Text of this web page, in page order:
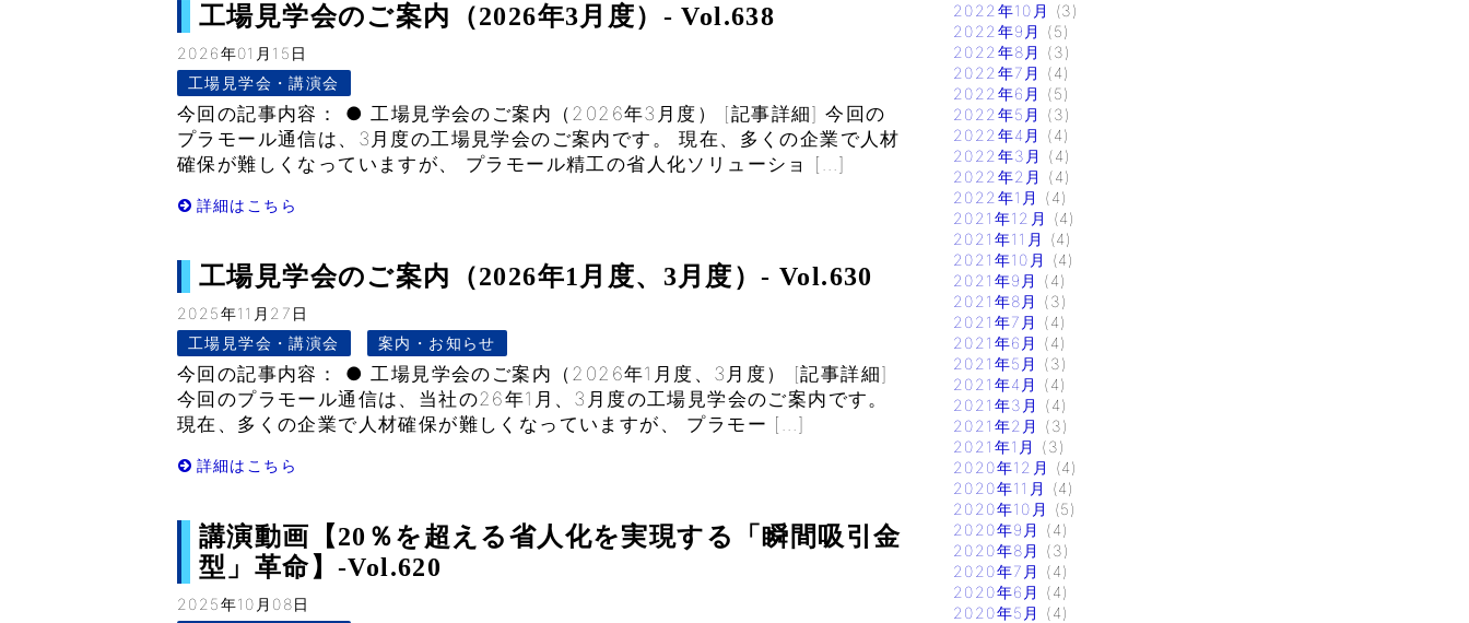
工場見学会のご案内（2026年3月度）- Vol.638
2026年01月15日
工場見学会・講演会
今回の記事内容： ● 工場見学会のご案内（2026年3月度） [記事詳細] 今回の
プラモール通信は、3月度の工場見学会のご案内です。 現在、多くの企業で人材
確保が難しくなっていますが、 プラモール精工の省人化ソリューショ […]
詳細はこちら
工場見学会のご案内（2026年1月度、3月度）- Vol.630
2025年11月27日
工場見学会・講演会
案内・お知らせ
今回の記事内容： ● 工場見学会のご案内（2026年1月度、3月度） [記事詳細]
今回のプラモール通信は、当社の26年1月、3月度の工場見学会のご案内です。
現在、多くの企業で人材確保が難しくなっていますが、 プラモー […]
詳細はこちら
講演動画【20％を超える省人化を実現する「瞬間吸引金
型」革命】-Vol.620
2025年10月08日
2022年10月
(3)
2022年9月
(5)
2022年8月
(3)
2022年7月
(4)
2022年6月
(5)
2022年5月
(3)
2022年4月
(4)
2022年3月
(4)
2022年2月
(4)
2022年1月
(4)
2021年12月
(4)
2021年11月
(4)
2021年10月
(4)
2021年9月
(4)
2021年8月
(3)
2021年7月
(4)
2021年6月
(4)
2021年5月
(3)
2021年4月
(4)
2021年3月
(4)
2021年2月
(3)
2021年1月
(3)
2020年12月
(4)
2020年11月
(4)
2020年10月
(5)
2020年9月
(4)
2020年8月
(3)
2020年7月
(4)
2020年6月
(4)
2020年5月
(4)